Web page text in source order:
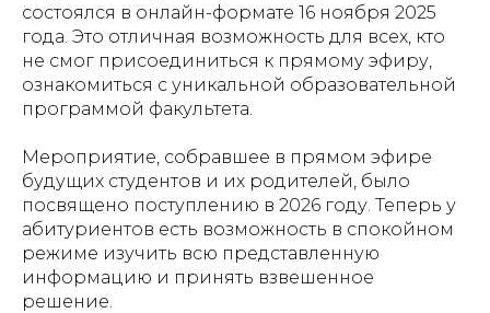
состоялся в онлайн-формате 16 ноября 2025
года. Это отличная возможность для всех, кто
не смог присоединиться к прямому эфиру,
ознакомиться с уникальной образовательной
программой факультета.
Мероприятие, собравшее в прямом эфире
будущих студентов и их родителей, было
посвящено поступлению в 2026 году. Теперь у
абитуриентов есть возможность в спокойном
режиме изучить всю представленную
информацию и принять взвешенное
решение.